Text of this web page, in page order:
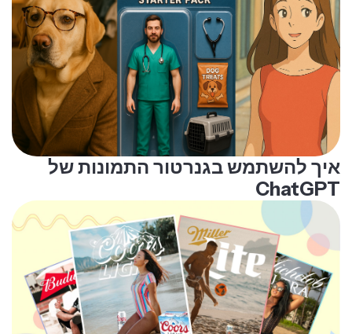
איך להשתמש בגנרטור התמונות של
ChatGPT